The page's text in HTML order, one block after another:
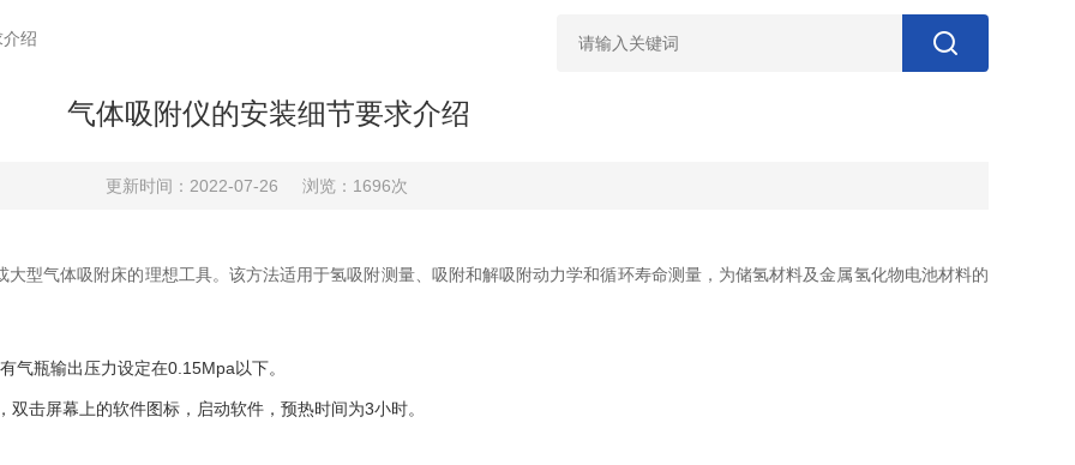
绍
气体吸附仪的安装细节要求介绍
更新时间：2022-07-26 浏览：1696次
型气体吸附床的理想工具。该方法适用于氢吸附测量、吸附和解吸附动力学和循环寿命测量，为储氢材料及金属氢化物电池材料的
瓶输出压力设定在0.15Mpa以下。
屏幕上的软件图标，启动软件，预热时间为3小时。